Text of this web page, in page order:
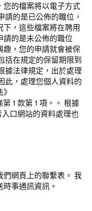
您的檔案將以電子方式
的是已公佈的職位，
，這些檔案將在聘用
的是未公佈的職位
趣，您的申請就會被保
括在規定的保留期限到
據法律規定，出於處理
此，處理您個人資料的
第 1 款第 1 項。。 根據
入口網站的資料處理也
網頁上的聯繫表。 我
事通訊資訊。